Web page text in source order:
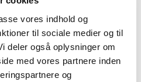
vores indhold og
til sociale medier og til
deler også oplysninger om
med vores partnere inden
og
tilskudsstatus for
Lægemidlerne